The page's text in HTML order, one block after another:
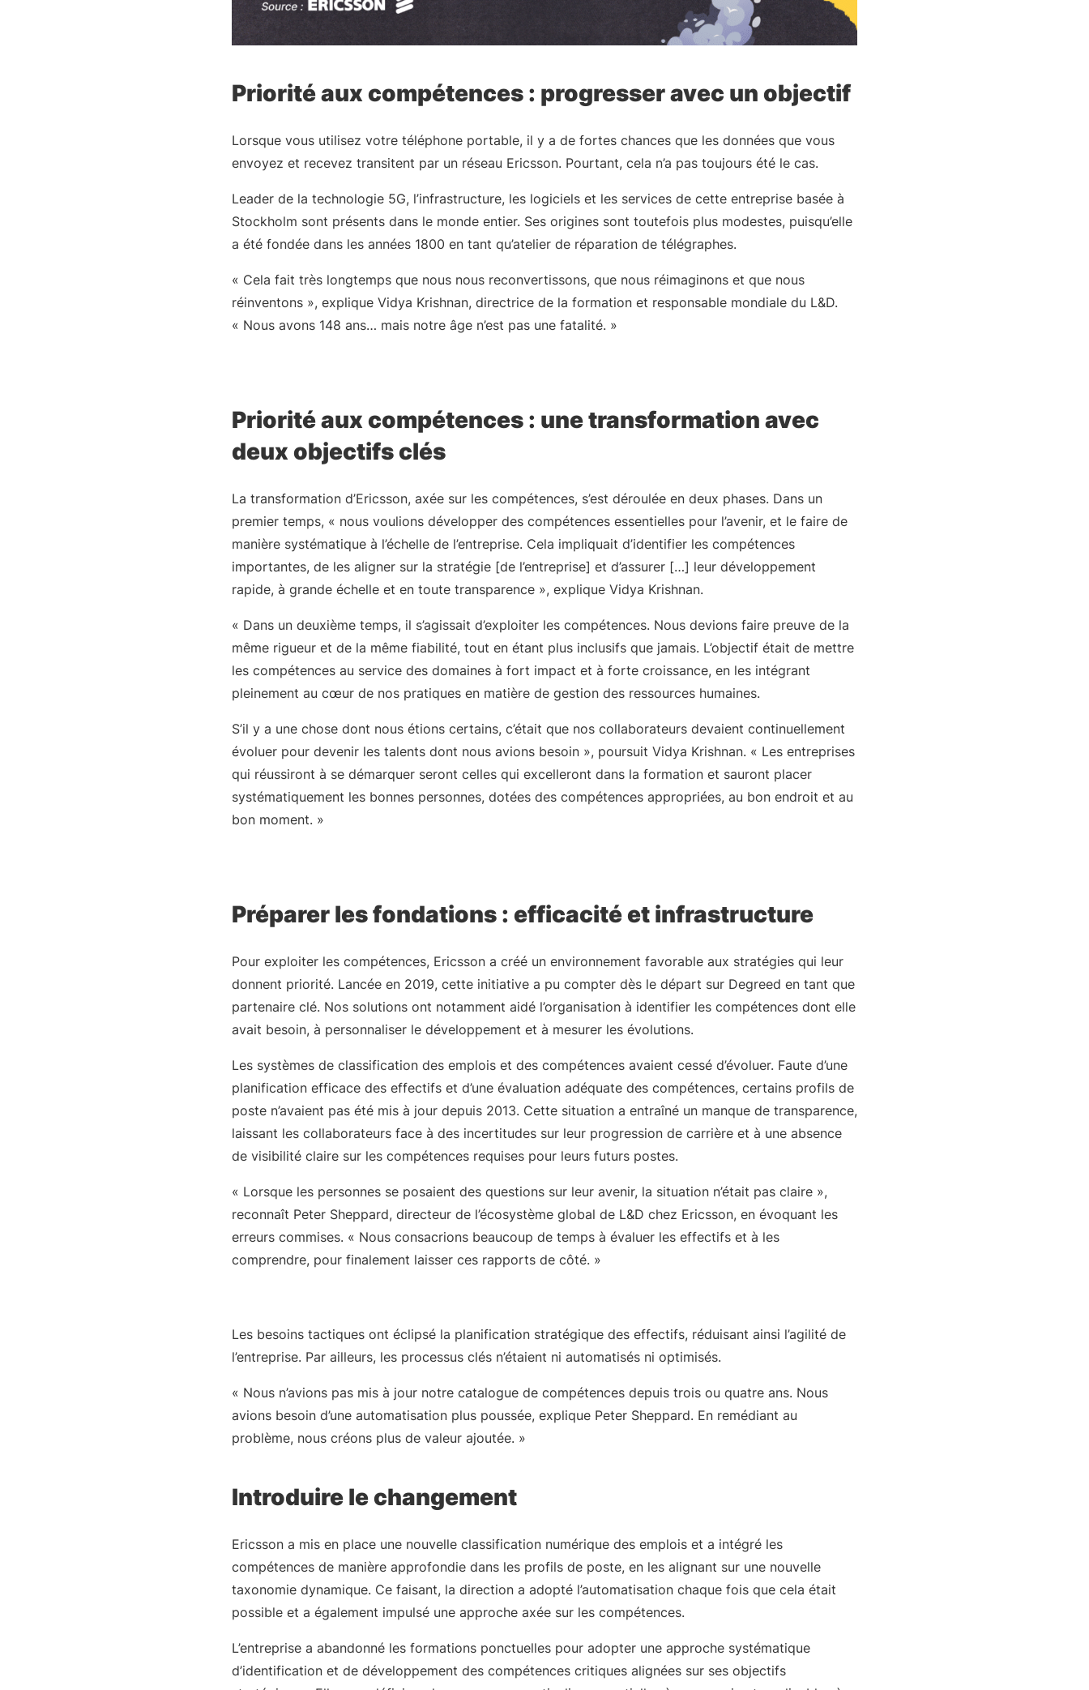
Priorité aux compétences : progresser avec un objectif
Lorsque vous utilisez votre téléphone portable, il y a de fortes chances que les données que vous
envoyez et recevez transitent par un réseau Ericsson. Pourtant, cela n’a pas toujours été le cas.
Leader de la technologie 5G, l’infrastructure, les logiciels et les services de cette entreprise basée à
Stockholm sont présents dans le monde entier. Ses origines sont toutefois plus modestes, puisqu’elle
a été fondée dans les années 1800 en tant qu’atelier de réparation de télégraphes.
« Cela fait très longtemps que nous nous reconvertissons, que nous réimaginons et que nous
réinventons », explique Vidya Krishnan, directrice de la formation et responsable mondiale du L&D.
« Nous avons 148 ans… mais notre âge n’est pas une fatalité. »
Priorité aux compétences : une transformation avec
deux objectifs clés
La transformation d’Ericsson, axée sur les compétences, s’est déroulée en deux phases. Dans un
premier temps, « nous voulions développer des compétences essentielles pour l’avenir, et le faire de
manière systématique à l’échelle de l’entreprise. Cela impliquait d’identifier les compétences
importantes, de les aligner sur la stratégie [de l’entreprise] et d’assurer […] leur développement
rapide, à grande échelle et en toute transparence », explique Vidya Krishnan.
« Dans un deuxième temps, il s’agissait d’exploiter les compétences. Nous devions faire preuve de la
même rigueur et de la même fiabilité, tout en étant plus inclusifs que jamais. L’objectif était de mettre
les compétences au service des domaines à fort impact et à forte croissance, en les intégrant
pleinement au cœur de nos pratiques en matière de gestion des ressources humaines.
S’il y a une chose dont nous étions certains, c’était que nos collaborateurs devaient continuellement
évoluer pour devenir les talents dont nous avions besoin », poursuit Vidya Krishnan. « Les entreprises
qui réussiront à se démarquer seront celles qui excelleront dans la formation et sauront placer
systématiquement les bonnes personnes, dotées des compétences appropriées, au bon endroit et au
bon moment. »
Préparer les fondations : efficacité et infrastructure
Pour exploiter les compétences, Ericsson a créé un environnement favorable aux stratégies qui leur
donnent priorité. Lancée en 2019, cette initiative a pu compter dès le départ sur Degreed en tant que
partenaire clé. Nos solutions ont notamment aidé l’organisation à identifier les compétences dont elle
avait besoin, à personnaliser le développement et à mesurer les évolutions.
Les systèmes de classification des emplois et des compétences avaient cessé d’évoluer. Faute d’une
planification efficace des effectifs et d’une évaluation adéquate des compétences, certains profils de
poste n’avaient pas été mis à jour depuis 2013. Cette situation a entraîné un manque de transparence,
laissant les collaborateurs face à des incertitudes sur leur progression de carrière et à une absence
de visibilité claire sur les compétences requises pour leurs futurs postes.
« Lorsque les personnes se posaient des questions sur leur avenir, la situation n’était pas claire »,
reconnaît Peter Sheppard, directeur de l’écosystème global de L&D chez Ericsson, en évoquant les
erreurs commises. « Nous consacrions beaucoup de temps à évaluer les effectifs et à les
comprendre, pour finalement laisser ces rapports de côté. »
Les besoins tactiques ont éclipsé la planification stratégique des effectifs, réduisant ainsi l’agilité de
l’entreprise. Par ailleurs, les processus clés n’étaient ni automatisés ni optimisés.
« Nous n’avions pas mis à jour notre catalogue de compétences depuis trois ou quatre ans. Nous
avions besoin d’une automatisation plus poussée, explique Peter Sheppard. En remédiant au
problème, nous créons plus de valeur ajoutée. »
Introduire le changement
Ericsson a mis en place une nouvelle classification numérique des emplois et a intégré les
compétences de manière approfondie dans les profils de poste, en les alignant sur une nouvelle
taxonomie dynamique. Ce faisant, la direction a adopté l’automatisation chaque fois que cela était
possible et a également impulsé une approche axée sur les compétences.
L’entreprise a abandonné les formations ponctuelles pour adopter une approche systématique
d’identification et de développement des compétences critiques alignées sur ses objectifs